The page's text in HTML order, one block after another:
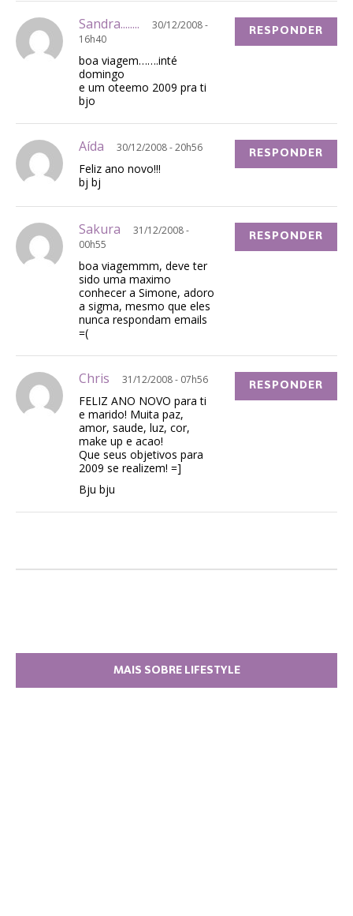
Sandra........
30/12/2008 -
16h40
boa viagem…….inté
domingo
e um oteemo 2009 pra ti
bjo
RESPONDER
Aída 30/12/2008 - 20h56
Feliz ano novo!!!
bj bj
RESPONDER
Sakura
31/12/2008 -
00h55
boa viagemmm, deve ter
sido uma maximo
conhecer a Simone, adoro
a sigma, mesmo que eles
nunca respondam emails
=(
RESPONDER
Chris 31/12/2008 - 07h56
FELIZ ANO NOVO para ti
e marido! Muita paz,
amor, saude, luz, cor,
make up e acao!
Que seus objetivos para
2009 se realizem! =]
Bju bju
RESPONDER
MAIS SOBRE LIFESTYLE